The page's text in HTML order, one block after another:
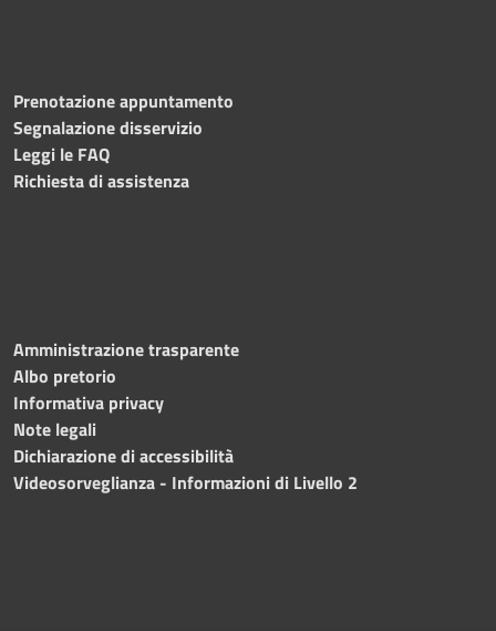
Prenotazione appuntamento
Segnalazione disservizio
Leggi le FAQ
Richiesta di assistenza
Amministrazione trasparente
Albo pretorio
Informativa privacy
Note legali
Dichiarazione di accessibilità
Videosorveglianza - Informazioni di Livello 2